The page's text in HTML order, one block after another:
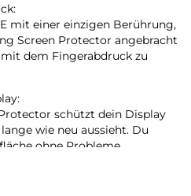
mit einer einzigen Berührung,
Screen Protector angebracht
dem Fingerabdruck zu
schützt dein Display
wie neu aussieht. Du
ohne Probleme
Beschichtung vor